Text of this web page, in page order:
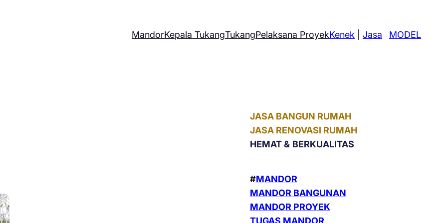
MandorKepala TukangTukangPelaksana ProyekKenek |Jasa MODEL
JASA BANGUN RUMAH
JASA RENOVASI RUMAH
HEMAT & BERKUALITAS
#MANDOR
MANDOR BANGUNAN
MANDOR PROYEK